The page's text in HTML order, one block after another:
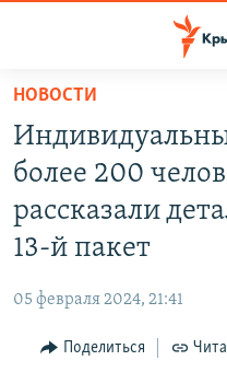
Вернуться
основному
содержанию
главной
Вернутся
поиску
СПЕЦПРОЕКТЫ
КАРТА ВОЕННЫХ ОБЪЕКТОВ
ИСТОРИЯ
ИНТЕРАКТИВ
ИНФОГРАФИКА
РАДІО СВОБОДА
КАК ОБОЙТИ
НОВОСТИ
более 200
рассказали
13-й пакет
05 февраля 2024, 21:41
Поделиться